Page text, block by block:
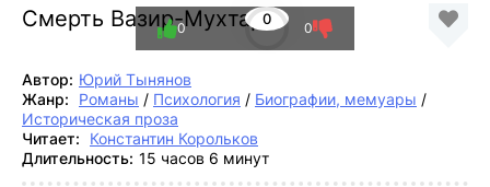
Смерть Вазир-Мухтара
0
0 0
Автор: Юрий Тынянов
Жанр:
Романы / Психология / Биографии, мемуары /
Историческая проза
Читает:
Константин Корольков
Длительность: 15 часов 6 минут